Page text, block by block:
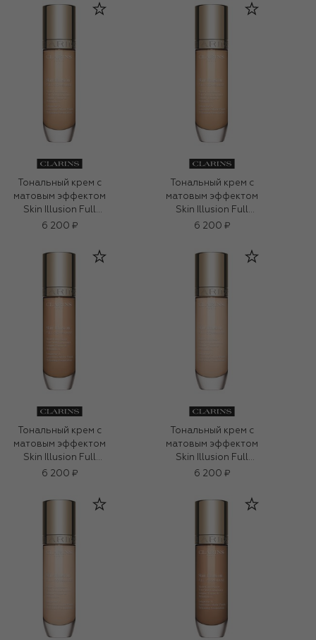
Тональный крем с
матовым эффектом
Skin Illusion Full
Coverage, оттенок
6 200 ₽
Тональный крем с
матовым эффектом
Skin Illusion Full
Coverage, оттенок
6 200 ₽
Тональный крем с
матовым эффектом
Skin Illusion Full
Coverage, оттенок
6 200 ₽
Тональный крем с
матовым эффектом
Skin Illusion Full
Coverage, оттенок
6 200 ₽